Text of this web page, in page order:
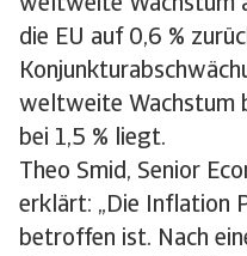
weltweite Wachstum
die EU auf 0,6 %
weltweite Wachstum
bei 1,5 % liegt.
Theo Smid, Senior
erklärt: „Die Inflation
betroffen ist. Nach